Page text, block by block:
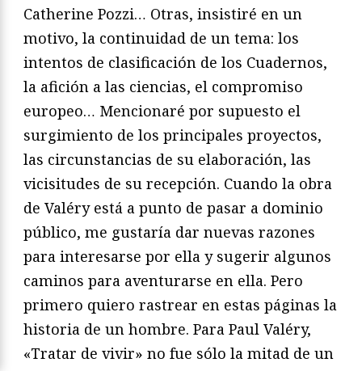
Catherine Pozzi… Otras, insistiré en un
motivo, la continuidad de un tema: los
intentos de clasificación de los Cuadernos,
la afición a las ciencias, el compromiso
europeo… Mencionaré por supuesto el
surgimiento de los principales proyectos,
las circunstancias de su elaboración, las
vicisitudes de su recepción. Cuando la obra
de Valéry está a punto de pasar a dominio
público, me gustaría dar nuevas razones
para interesarse por ella y sugerir algunos
caminos para aventurarse en ella. Pero
primero quiero rastrear en estas páginas la
historia de un hombre. Para Paul Valéry,
«Tratar de vivir» no fue sólo la mitad de un